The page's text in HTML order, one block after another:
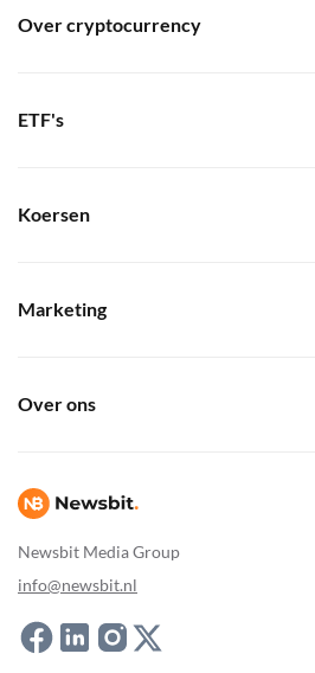
Newsbit Media Group
info@newsbit.nl
Over cryptocurrency
ETF's
Koersen
Marketing
Over ons